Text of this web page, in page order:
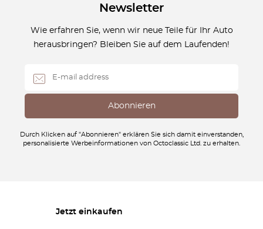
Newsletter
Wie erfahren Sie, wenn wir neue Teile für Ihr Auto
herausbringen? Bleiben Sie auf dem Laufenden!
Durch Klicken auf "Abonnieren" erklären Sie sich damit einverstanden,
personalisierte Werbeinformationen von Octoclassic Ltd. zu erhalten.
Jetzt einkaufen